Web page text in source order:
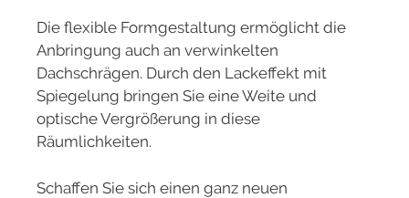
Die flexible Formgestaltung ermöglicht die
Anbringung auch an verwinkelten
Dachschrägen. Durch den Lackeffekt mit
Spiegelung bringen Sie eine Weite und
optische Vergrößerung in diese
Räumlichkeiten.
Schaffen Sie sich einen ganz neuen